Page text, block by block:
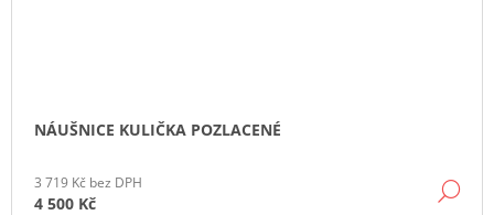
NÁUŠNICE KULIČKA POZLACENÉ
3 719 Kč bez DPH
4 500 Kč